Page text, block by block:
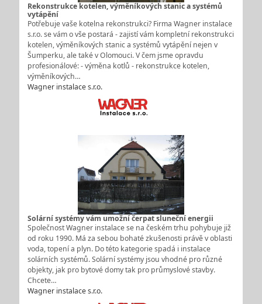
Rekonstrukce kotelen, výměníkových stanic a systémů
vytápění
Potřebuje vaše kotelna rekonstrukci? Firma Wagner instalace
s.r.o. se vám o vše postará - zajistí vám kompletní rekonstrukci
kotelen, výměníkových stanic a systémů vytápění nejen v
Šumperku, ale také v Olomouci. V čem jsme opravdu
profesionálové: - výměna kotlů - rekonstrukce kotelen,
výměníkových…
Wagner instalace s.r.o.
Solární systémy vám umožní čerpat sluneční energii
Společnost Wagner instalace se na českém trhu pohybuje již
od roku 1990. Má za sebou bohaté zkušenosti právě v oblasti
voda, topení a plyn. Do této kategorie spadá i instalace
solárních systémů. Solární systémy jsou vhodné pro různé
objekty, jak pro bytové domy tak pro průmyslové stavby.
Chcete…
Wagner instalace s.r.o.